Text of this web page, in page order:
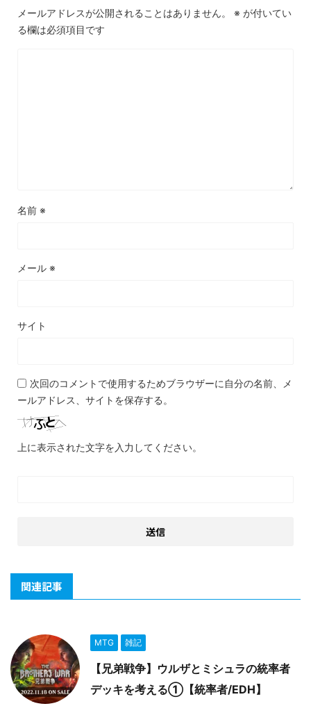
メールアドレスが公開されることはありません。 ※ が付いてい
る欄は必須項目です
名前 ※
メール ※
サイト
次回のコメントで使用するためブラウザーに自分の名前、メ
ールアドレス、サイトを保存する。
上に表示された文字を入力してください。
関連記事
MTG 雑記
【兄弟戦争】ウルザとミシュラの統率者
デッキを考える①【統率者/EDH】